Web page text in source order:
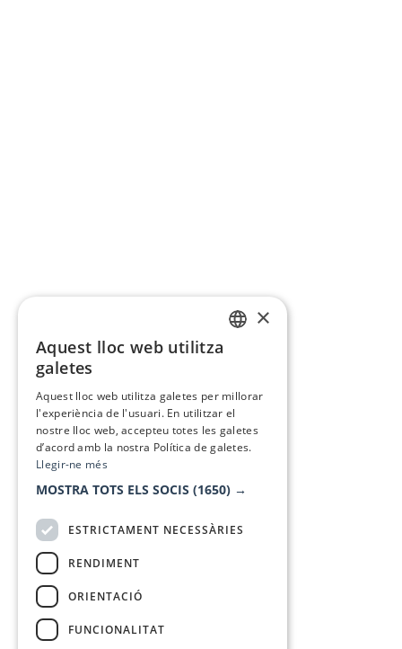
×
Aquest lloc web utilitza
galetes
Aquest lloc web utilitza galetes per millorar
l'experiència de l'usuari. En utilitzar el
nostre lloc web, accepteu totes les galetes
d’acord amb la nostra Política de galetes.
Llegir-ne més
MOSTRA TOTS ELS SOCIS (1650) →
ESTRICTAMENT NECESSÀRIES
RENDIMENT
ORIENTACIÓ
FUNCIONALITAT